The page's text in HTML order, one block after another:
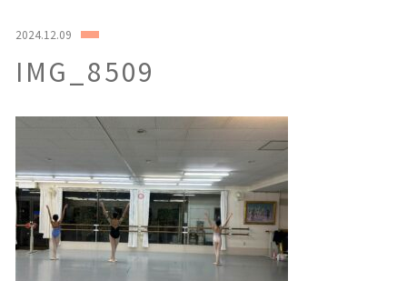
2024.12.09
IMG_8509